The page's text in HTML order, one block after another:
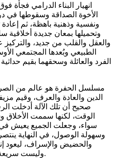
انهيار البناء الدرامي
الأخوة الصداقة وسقوطها في
ونفسية وذهنية باهظة، ثم
وتحميلها بمعان جديدة أخلاقية
والعقل والقلب من جديد، والتركيز
الطبيعي وبُعدها المجتمعي
الفرد والعائلة وسحقهما بقيم
مسلسل الحفرة هو عالم من
الدين والعادة والعرف، وقيم
صحيح أن تلك الآلة أدخلت
الوقت، لكنها سممت
سواء، وجعلت الجميع يعيش
وسهولة الوصول، في النهاية
والحضيض والإسراف، ليعود
وليست سريعة وليست رخيصة، لكنها ضرورية.